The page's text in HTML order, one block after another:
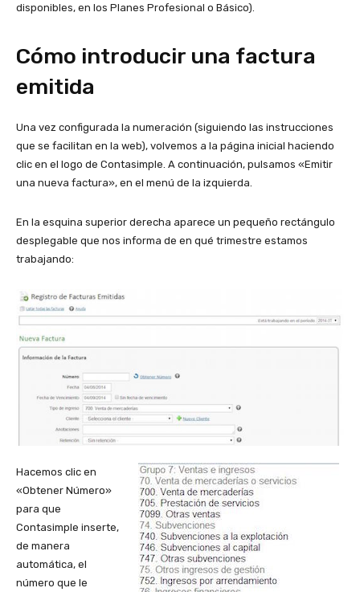
disponibles, en los Planes Profesional o Básico).
Cómo introducir una factura
emitida
Una vez configurada la numeración (siguiendo las instrucciones
que se facilitan en la web), volvemos a la página inicial haciendo
clic en el logo de Contasimple. A continuación, pulsamos «Emitir
una nueva factura», en el menú de la izquierda.
En la esquina superior derecha aparece un pequeño rectángulo
desplegable que nos informa de en qué trimestre estamos
trabajando:
Hacemos clic en
«Obtener Número»
para que
Contasimple inserte,
de manera
automática, el
número que le